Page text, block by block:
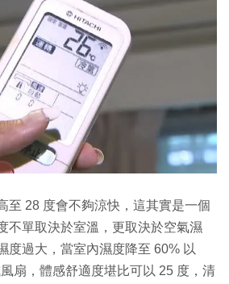
至 28 度會不夠涼快，這其實是一個
不單取決於室溫，更取決於空氣濕
度過大，當室內濕度降至 60% 以
扇，體感舒適度堪比可以 25 度，清